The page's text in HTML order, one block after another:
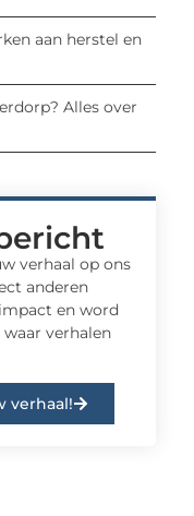
aan herstel en
Alles over
verhaal op ons
anderen
en word
verhalen
verhaal!